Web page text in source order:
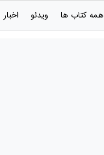
همه کتاب ها ویدئو اخبار